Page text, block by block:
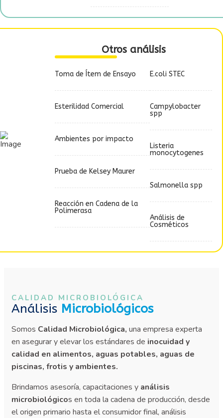
Otros análisis
Toma de Ítem de Ensayo
Esterilidad Comercial
Ambientes por impacto
Prueba de Kelsey Maurer
Reacción en Cadena de la
Polimerasa
E.coli STEC
Campylobacter
spp
Listeria
monocytogenes
Salmonella spp
Análisis de
Cosméticos
CALIDAD MICROBIOLÓGICA
Análisis Microbiológicos
Somos Calidad Microbiológica, una empresa experta
en asegurar y elevar los estándares de inocuidad y
calidad en alimentos, aguas potables, aguas de
piscinas, frotis y ambientes.
Brindamos asesoría, capacitaciones y análisis
microbiológicos en toda la cadena de producción, desde
el origen primario hasta el consumidor final, análisis